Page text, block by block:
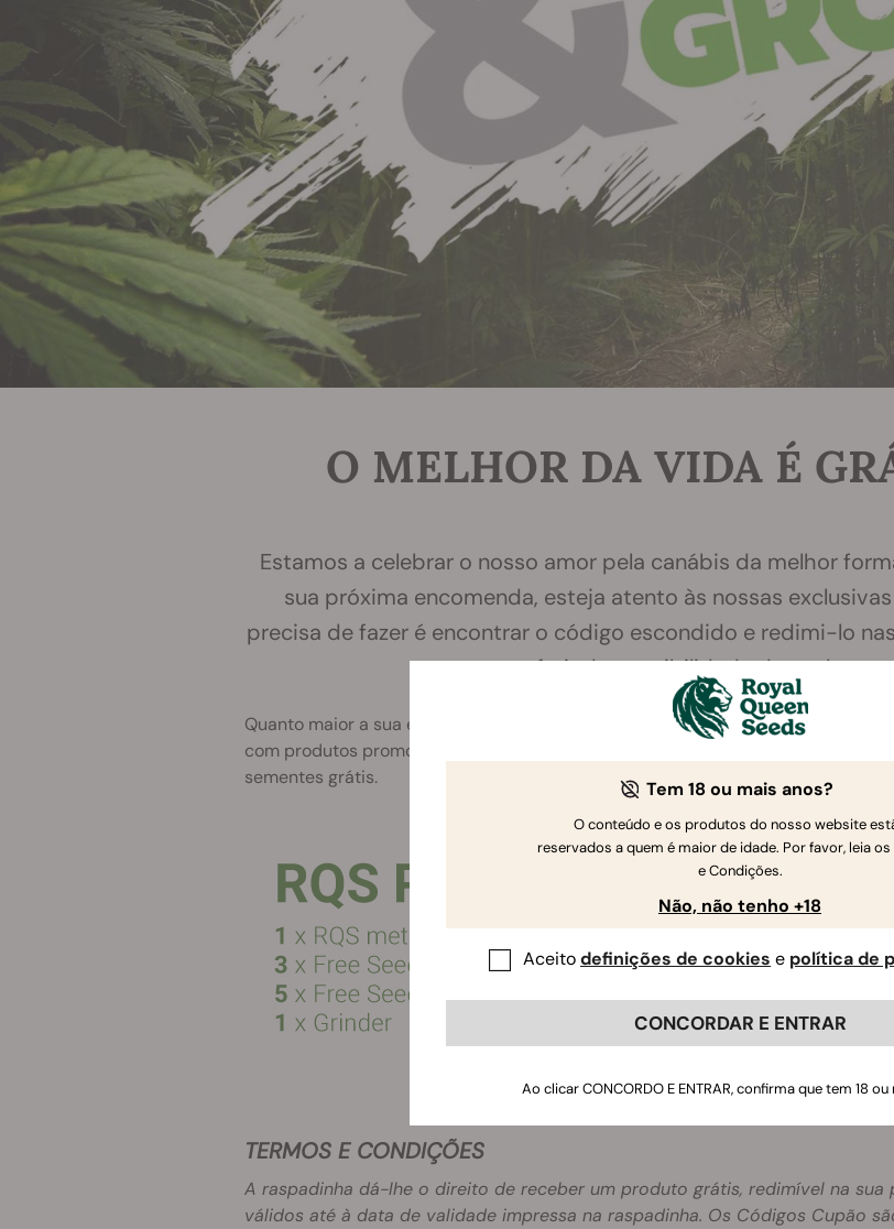
O MELHOR DA VIDA É
Estamos a celebrar o nosso amor pela canábis da melhor forma — com um pouco de verde! Na
sua próxima encomenda, esteja atento às nossas
precisa de fazer é encontrar o código escondido e redimi-lo
para usufruir da possibilidade de ganhar
Quanto maior a sua encomenda, melhor serão os potenciais prémios da sua
com produtos promocionais, produtos de cultivo, ou de se mimar com um
sementes grátis.
TERMOS E CONDIÇÕES
A raspadinha dá-lhe o direito de receber um produto grátis, redimível na sua
válidos até à data de validade impressa na raspadinha. Os Códigos Cupão
Tem 18 ou mais anos?
O conteúdo e os produtos do nosso website
reservados a quem é maior de idade. Por favor, leia os
e Condições.
Não, não tenho +18
Aceitodefinições de cookies e política de
CONCORDAR E ENTRAR
Ao clicar CONCORDO E ENTRAR, confirma que tem 18